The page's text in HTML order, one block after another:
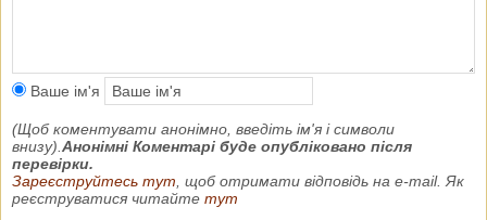
Ваше ім'я
(Щоб коментувати анонімно, введіть ім'я і символи
внизу). Анонімні Коментарі буде опубліковано після
перевірки.
Зареєструйтесь тут , щоб отримати відповідь на e-mail. Як
реєструватися читайте тут